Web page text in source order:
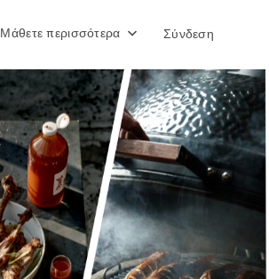
Μάθετε περισσότερα Σύνδεση